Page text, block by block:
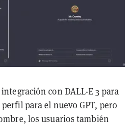
con DALL-E 3 para
para el nuevo GPT, pero
los usuarios también